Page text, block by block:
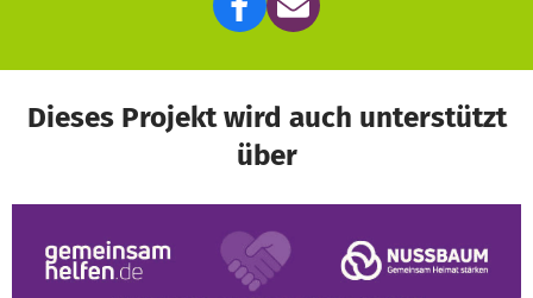
Dieses Projekt wird auch unterstützt
über